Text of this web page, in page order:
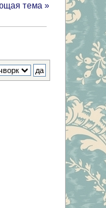
тема »